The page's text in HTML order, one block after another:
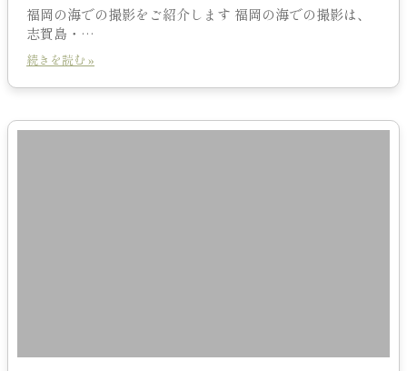
福岡の海での撮影をご紹介します 福岡の海での撮影は、
志賀島・…
続きを読む »